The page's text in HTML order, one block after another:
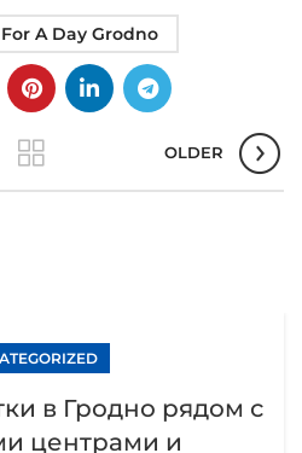
A Day Grodno
OLDER
в Гродно рядом с
центрами и